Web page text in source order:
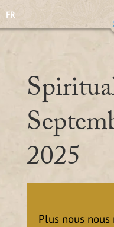
FR
2025
Plus nous